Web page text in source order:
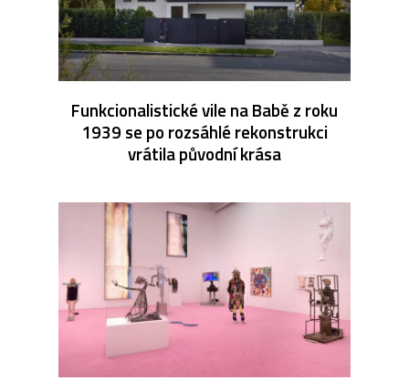
Funkcionalistické vile na Babě z roku
1939 se po rozsáhlé rekonstrukci
vrátila původní krása